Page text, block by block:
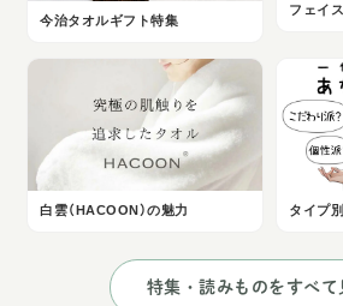
今治タオルギフト特集
フェイ
白雲（HACOON）の魅力 タイプ
特集・読みものをすべて